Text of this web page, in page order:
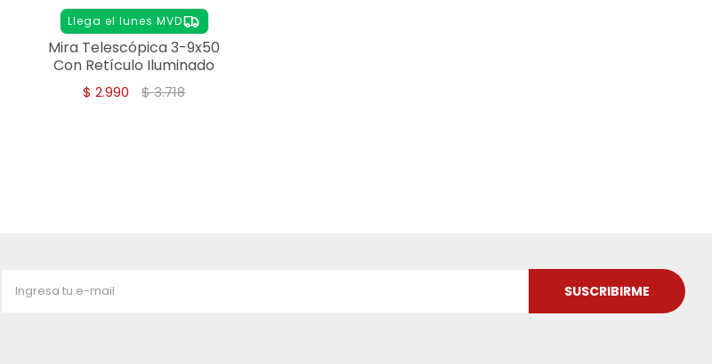
Llega el lunes MVD
Mira Telescópica 3-9x50
Con Retículo Iluminado
$ 2.990 $3.718
SUSCRIBIRME